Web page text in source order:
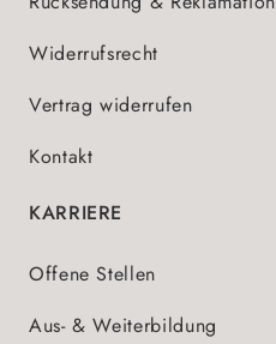
Widerrufsrecht
Vertrag widerrufen
Kontakt
KARRIERE
Offene Stellen
Aus- & Weiterbildung